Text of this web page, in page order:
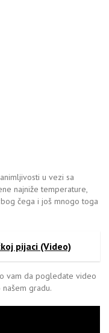
u vezi sa
najniže temperature,
čega i još mnogo toga
pijaci (Video)
vam da pogledate video
gradu.